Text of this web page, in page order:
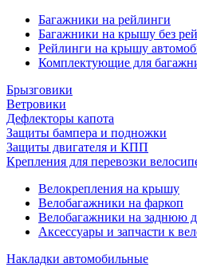
Багажники на рейлинги
Багажники на крышу без
Рейлинги на крышу
Комплектующие для
Брызговики
Ветровики
Дефлекторы капота
Защиты бампера и подножки
Защиты двигателя и КПП
Крепления для перевозки
Велокрепления на крышу
Велобагажники на фаркоп
Велобагажники на заднюю
Аксессуары и запчасти к
Накладки автомобильные